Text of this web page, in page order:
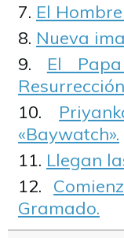
El
Nueva
El
«Baywatch».
Llegan
Gramado.